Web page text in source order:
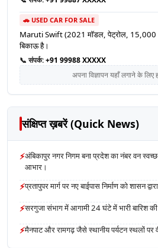
🚗 USED CAR FOR SALE
Maruti Swift (2021 मॉडल, पेट्रोल, 15,000
बिकाऊ है।
📞 संपर्क:+91 99988 XXXXX
अपना विज्ञापन यहाँ लगाने के लिए
संक्षिप्त ख़बरें (Quick News)
⚡अंबिकापुर नगर निगम बना प्रदेश का नंबर वन
आभार।
⚡प्रतापुपर मार्ग पर नए बाईपास निर्माण को शासन
⚡सरगुजा संभाग में आगामी 24 घंटे में भारी बारिश की
⚡मैनपाट और रामगढ़ जैसे स्थानीय पर्यटन स्थलों पर